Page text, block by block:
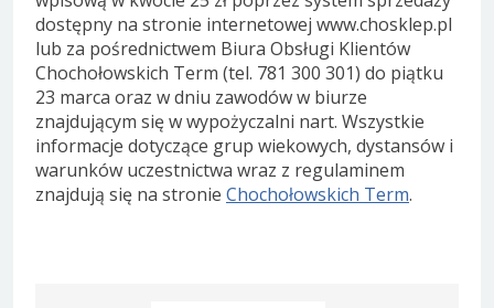
dostępny na stronie internetowej www.chosklep.pl
lub za pośrednictwem Biura Obsługi Klientów
Chochołowskich Term (tel. 781 300 301) do piątku
23 marca oraz w dniu zawodów w biurze
znajdującym się w wypożyczalni nart. Wszystkie
informacje dotyczące grup wiekowych, dystansów i
warunków uczestnictwa wraz z regulaminem
znajdują się na stronie Chochołowskich Term.